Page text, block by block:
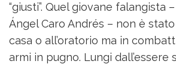
“giusti”. Quel giovane falangista
Ángel Caro Andrés – non è
casa o all’oratorio ma in
armi in pugno. Lungi dall’essere